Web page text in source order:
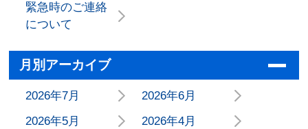
緊急時のご連絡
について
月別アーカイブ
2026年7月
2026年6月
2026年5月
2026年4月